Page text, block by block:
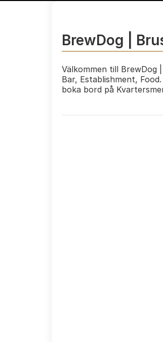
BrewDog |
Välkommen till BrewDog
Bar, Establishment,
boka bord på